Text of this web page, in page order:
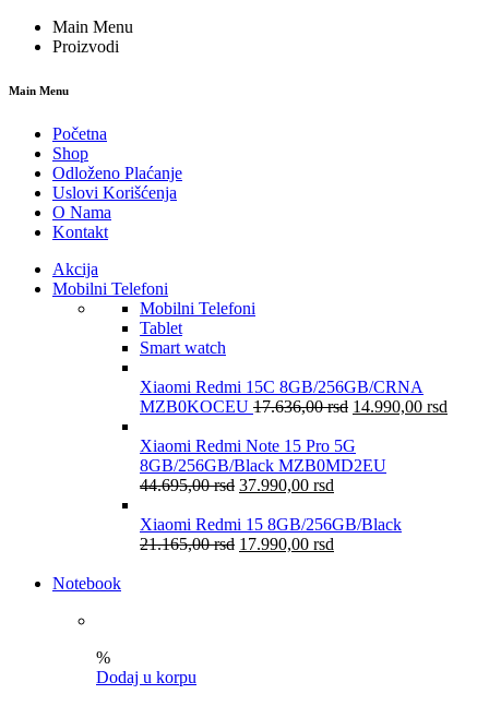
Main Menu
Proizvodi
Main Menu
Početna
Shop
Odloženo Plaćanje
Uslovi Korišćenja
O Nama
Kontakt
Akcija
Mobilni Telefoni
Mobilni Telefoni
Tablet
Smart watch
Xiaomi Redmi 15C 8GB/256GB/CRNA
MZB0KOCEU 17.636,00rsd 14.990,00 rsd
Xiaomi Redmi Note 15 Pro 5G
8GB/256GB/Black MZB0MD2EU
44.695,00rsd 37.990,00 rsd
Xiaomi Redmi 15 8GB/256GB/Black
21.165,00rsd 17.990,00 rsd
Notebook
%
Dodaj u korpu